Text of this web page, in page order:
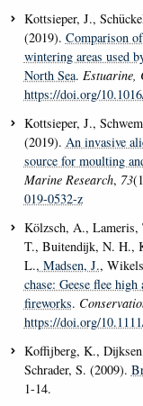
Kottsieper, J.,
(2019). Comparison
wintering areas used
North Sea. Estuarine,
https://doi.org/
Kottsieper, J.,
(2019). An invasive
source for moulting
Marine Research, 73
019-0532-z
Kölzsch, A.,
T., Buitendijk, N. H.,
L., Madsen, J.,
chase: Geese flee
fireworks.
https://doi.org/
Koffijberg, K.,
Schrader, S. (2009).
1-14.